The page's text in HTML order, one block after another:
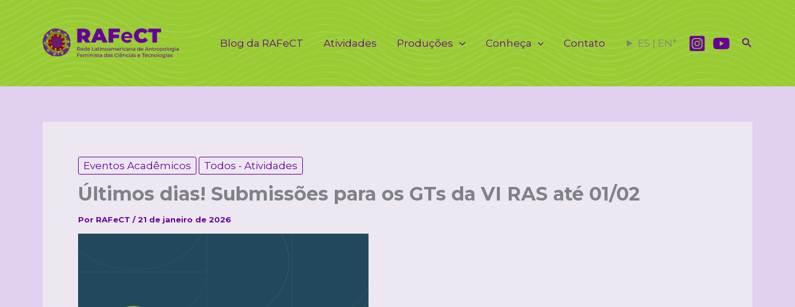
conteúdo
Blog da RAFeCT Atividades Produções Conheça Contato ES | EN* Pesquisar
Eventos Acadêmicos Todos - Atividades
Últimos dias! Submissões para os GTs da VI RAS até 01/02
Por RAFeCT /21 de janeiro de 2026